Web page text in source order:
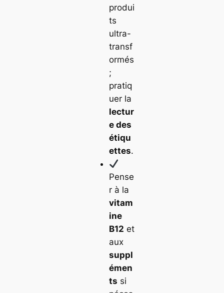
produi
ts
ultra-
transf
ormés
;
pratiq
uer la
lectur
e des
étiqu
ettes.
Pense
r à la
vitam
ine
B12 et
aux
suppl
émen
ts si